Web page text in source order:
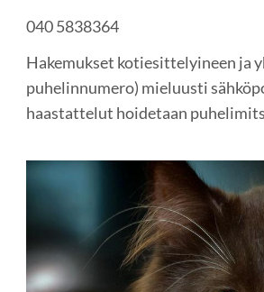
040 5838364
Hakemukset kotiesittelyineen ja
puhelinnumero) mieluusti
haastattelut hoidetaan